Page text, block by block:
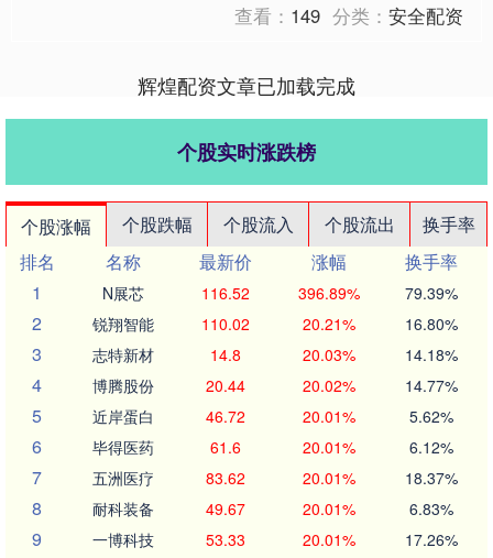
查看： 149 分类：安全配资
辉煌配资文章已加载完成
个股实时涨跌榜
个股涨幅 个股跌幅 个股流入 个股流出
换手率
排名
名称 最新价 涨幅
换手率
1
N展芯 116.52 396.89% 79.39%
2 锐翔智能 110.02 20.21% 16.80%
3 志特新材 14.8 20.03% 14.18%
4 博腾股份 20.44 20.02% 14.77%
5 近岸蛋白 46.72 20.01% 5.62%
6 毕得医药 61.6 20.01% 6.12%
7 五洲医疗 83.62 20.01% 18.37%
8 耐科装备 49.67 20.01% 6.83%
9 一博科技 53.33 20.01% 17.26%